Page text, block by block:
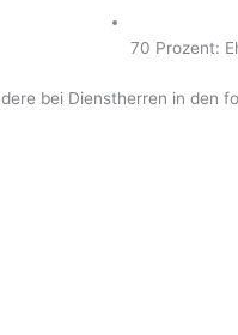
70 Prozent:
bei Dienstherren in den